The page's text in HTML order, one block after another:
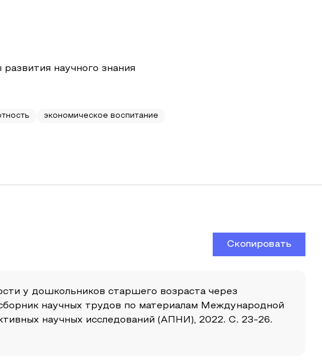
научного знания
экономическое воспитание
Скопировать
у дошкольников старшего возраста через
научных трудов по материалам Международной
научных исследований (АПНИ), 2022. С. 23-26.